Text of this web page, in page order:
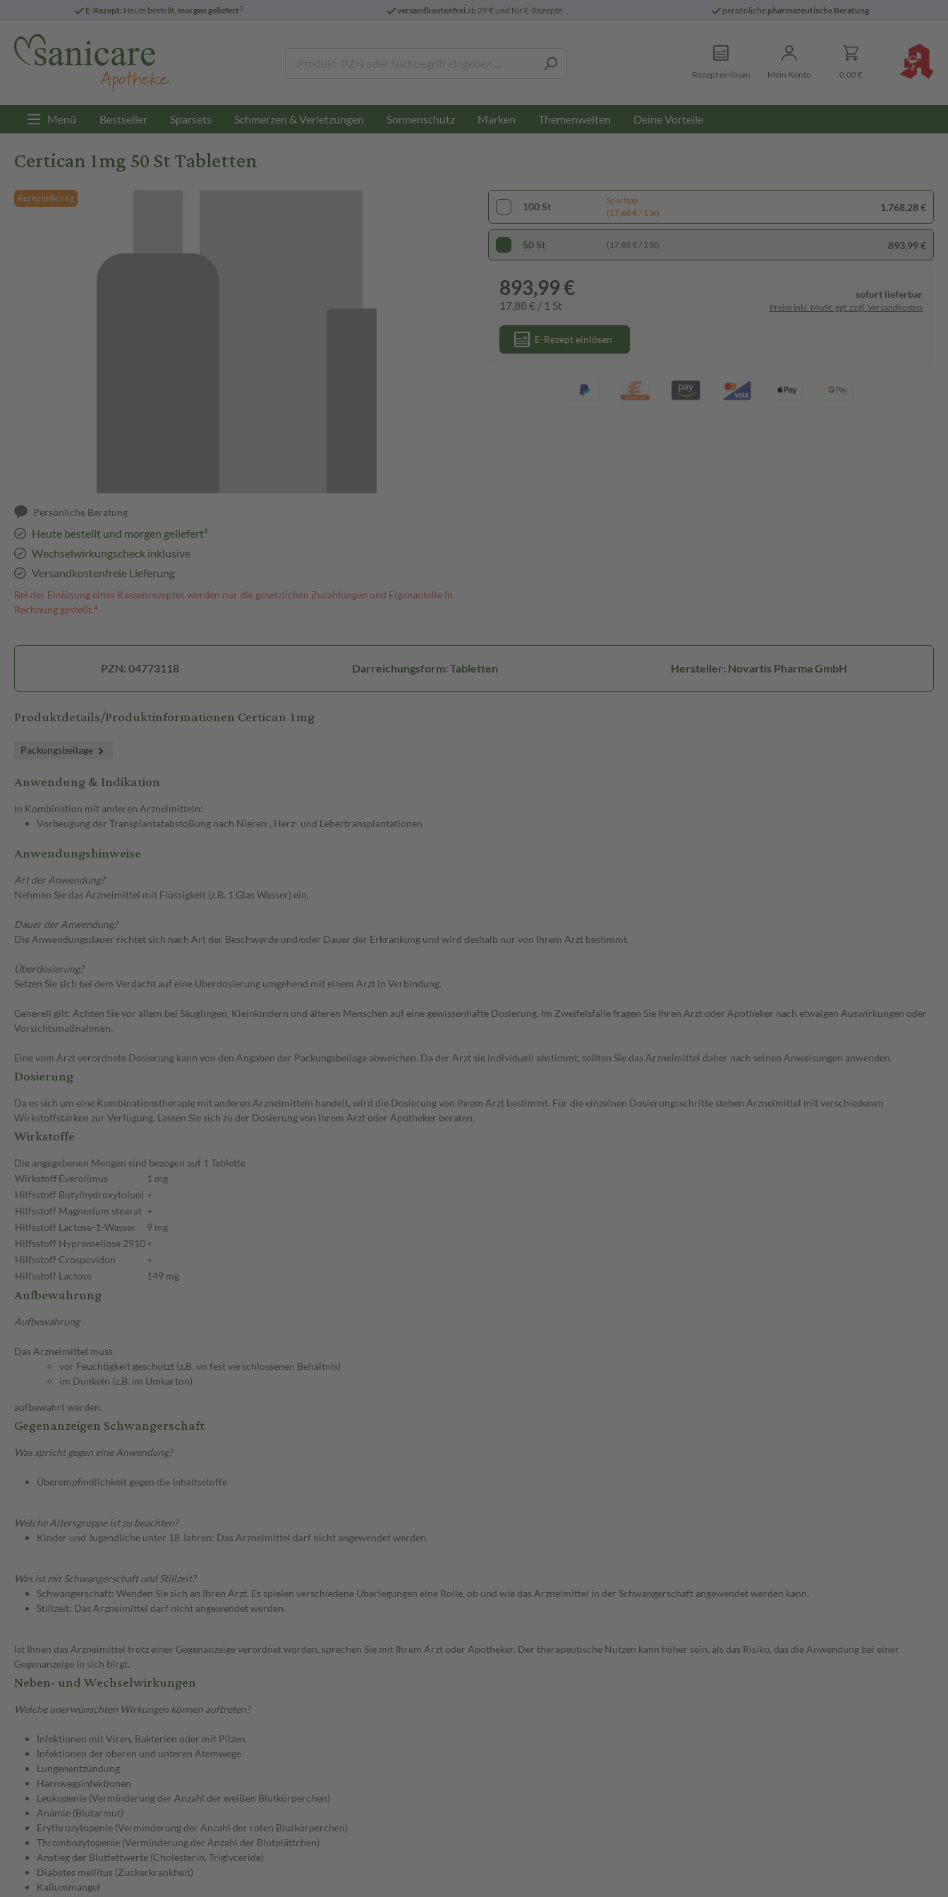
E-Rezept: Heute bestellt, morgen geliefert3 versandkostenfreiab 29 € und für E-Rezepte persönliche pharmazeutische Beratung
Rezept einlösen Mein Konto 0,00 €
Menü Bestseller Sparsets Schmerzen & Verletzungen Sonnenschutz Marken Themenwelten Deine Vorteile
Certican 1mg 50 St Tabletten
Rezeptpflichtig
Persönliche Beratung
Heute bestellt und morgen geliefert³
Wechselwirkungscheck inklusive
Versandkostenfreie Lieferung
Bei der Einlösung eines Kassenrezeptes werden nur die gesetzlichen Zuzahlungen und Eigenanteile in
Rechnung gestellt.⁴
100 St
Spartipp
(17,68 € / 1 St)
1.768,28 €
50 St (17,88 € / 1 St) 893,99 €
893,99 €
17,88 € / 1 St
sofort lieferbar
Preise inkl. MwSt. ggf. zzgl. Versandkosten
E-Rezept einlösen
PZN: 04773118 Darreichungsform: Tabletten Hersteller: Novartis Pharma GmbH
Produktdetails/Produktinformationen Certican 1mg
Packungsbeilage
Anwendung & Indikation
In Kombination mit anderen Arzneimitteln:
Vorbeugung der Transplantatabstoßung nach Nieren-, Herz- und Lebertransplantationen
Anwendungshinweise
Art der Anwendung?
Nehmen Sie das Arzneimittel mit Flüssigkeit (z.B. 1 Glas Wasser) ein.
Dauer der Anwendung?
Die Anwendungsdauer richtet sich nach Art der Beschwerde und/oder Dauer der Erkrankung und wird deshalb nur von Ihrem Arzt bestimmt.
Überdosierung?
Setzen Sie sich bei dem Verdacht auf eine Überdosierung umgehend mit einem Arzt in Verbindung.
Generell gilt: Achten Sie vor allem bei Säuglingen, Kleinkindern und älteren Menschen auf eine gewissenhafte Dosierung. Im Zweifelsfalle fragen Sie Ihren Arzt oder Apotheker nach etwaigen Auswirkungen oder
Vorsichtsmaßnahmen.
Eine vom Arzt verordnete Dosierung kann von den Angaben der Packungsbeilage abweichen. Da der Arzt sie individuell abstimmt, sollten Sie das Arzneimittel daher nach seinen Anweisungen anwenden.
Dosierung
Da es sich um eine Kombinationstherapie mit anderen Arzneimitteln handelt, wird die Dosierung von Ihrem Arzt bestimmt. Für die einzelnen Dosierungsschritte stehen Arzneimittel mit verschiedenen
Wirkstoffstärken zur Verfügung. Lassen Sie sich zu der Dosierung von Ihrem Arzt oder Apotheker beraten.
Wirkstoffe
Die angegebenen Mengen sind bezogen auf 1 Tablette
WirkstoffEverolimus
1 mg
Hilfsstoff Butylhydroxytoluol +
Hilfsstoff Magnesium stearat +
Hilfsstoff Lactose-1-Wasser
9 mg
Hilfsstoff Hypromellose 2910+
Hilfsstoff Crospovidon
+
Hilfsstoff Lactose 149 mg
Aufbewahrung
Aufbewahrung
Das Arzneimittel muss
vor Feuchtigkeit geschützt (z.B. im fest verschlossenen Behältnis)
im Dunkeln (z.B. im Umkarton)
aufbewahrt werden.
Gegenanzeigen Schwangerschaft
Was spricht gegen eine Anwendung?
Überempfindlichkeit gegen die Inhaltsstoffe
Welche Altersgruppe ist zu beachten?
Kinder und Jugendliche unter 18 Jahren: Das Arzneimittel darf nicht angewendet werden.
Was ist mit Schwangerschaft und Stillzeit?
Schwangerschaft: Wenden Sie sich an Ihren Arzt. Es spielen verschiedene Überlegungen eine Rolle, ob und wie das Arzneimittel in der Schwangerschaft angewendet werden kann.
Stillzeit: Das Arzneimittel darf nicht angewendet werden.
Ist Ihnen das Arzneimittel trotz einer Gegenanzeige verordnet worden, sprechen Sie mit Ihrem Arzt oder Apotheker. Der therapeutische Nutzen kann höher sein, als das Risiko, das die Anwendung bei einer
Gegenanzeige in sich birgt.
Neben- und Wechselwirkungen
Welche unerwünschten Wirkungen können auftreten?
Infektionen mit Viren, Bakterien oder mit Pilzen
Infektionen der oberen und unteren Atemwege
Lungenentzündung
Harnwegsinfektionen
Leukopenie (Verminderung der Anzahl der weißen Blutkörperchen)
Anämie (Blutarmut)
Erythrozytopenie (Verminderung der Anzahl der roten Blutkörperchen)
Thrombozytopenie (Verminderung der Anzahl der Blutplättchen)
Anstieg der Blutfettwerte (Cholesterin, Triglyceride)
Diabetes mellitus (Zuckerkrankheit)
Kaliummangel